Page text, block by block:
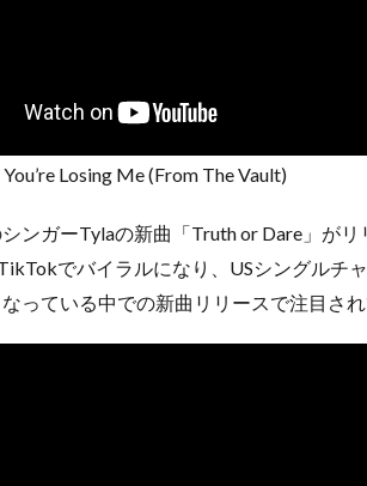
Losing Me (From The Vault)
ンガーTylaの新曲「Truth or Dare」が
でバイラルになり、USシングルチ
っている中での新曲リリースで注目され